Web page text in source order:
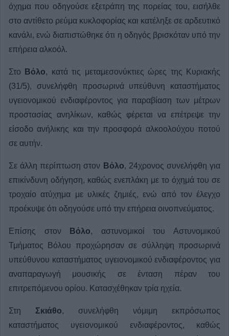
όχημα που οδηγούσε εξετράπη της πορείας του, εισήλθε
στο αντίθετο ρεύμα κυκλοφορίας και κατέληξε σε αρδευτικό
κανάλι, ενώ διαπιστώθηκε ότι η οδηγός βρισκόταν υπό την
επήρεια αλκοόλ.
Στο Βόλο, κατά τις μεταμεσονύκτιες ώρες της Κυριακής
(31/5), συνελήφθη προσωρινά υπεύθυνη καταστήματος
υγειονομικού ενδιαφέροντος για παραβίαση των μέτρων
προστασίας ανηλίκων, καθώς φέρεται να επέτρεψε την
είσοδο ανήλικης και την προσφορά αλκοολούχου ποτού
σε αυτήν.
Σε άλλη περίπτωση στον Βόλο, 24χρονος συνελήφθη για
επικίνδυνη οδήγηση, καθώς ενεπλάκη με το όχημά του σε
τροχαίο ατύχημα με υλικές ζημιές, ενώ από τον έλεγχο
προέκυψε ότι οδηγούσε υπό την επήρεια οινοπνεύματος.
Επίσης στον Βόλο, αστυνομικοί του Αστυνομικού
Τμήματος Βόλου προχώρησαν σε σύλληψη προσωρινά
υπεύθυνου καταστήματος υγειονομικού ενδιαφέροντος για
αναπαραγωγή μουσικής σε ένταση πέραν του
επιτρεπόμενου ορίου. Κατασχέθηκαν τρία ηχεία.
Στη Σκιάθο, συνελήφθη νόμιμη εκπρόσωπος
καταστήματος υγειονομικού ενδιαφέροντος, καθώς